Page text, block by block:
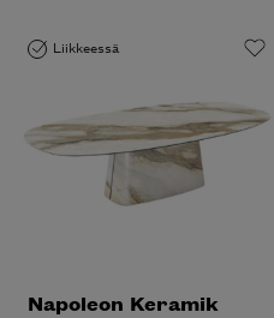
Liikkeessä
Napoleon Keramik